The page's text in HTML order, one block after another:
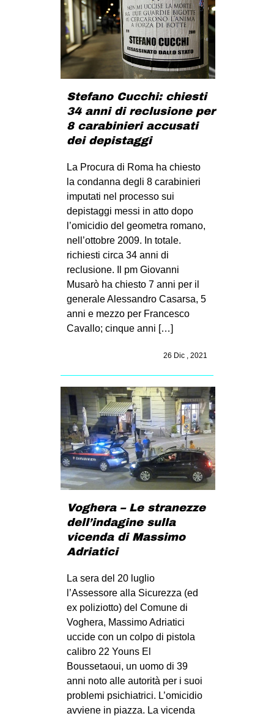
Stefano Cucchi: chiesti
34 anni di reclusione per
8 carabinieri accusati
dei depistaggi
La Procura di Roma ha chiesto
la condanna degli 8 carabinieri
imputati nel processo sui
depistaggi messi in atto dopo
l’omicidio del geometra romano,
nell’ottobre 2009. In totale.
richiesti circa 34 anni di
reclusione. Il pm Giovanni
Musarò ha chiesto 7 anni per il
generale Alessandro Casarsa, 5
anni e mezzo per Francesco
Cavallo; cinque anni […]
26 Dic , 2021
Voghera – Le stranezze
dell’indagine sulla
vicenda di Massimo
Adriatici
La sera del 20 luglio
l’Assessore alla Sicurezza (ed
ex poliziotto) del Comune di
Voghera, Massimo Adriatici
uccide con un colpo di pistola
calibro 22 Youns El
Boussetaoui, un uomo di 39
anni noto alle autorità per i suoi
problemi psichiatrici. L’omicidio
avviene in piazza. La vicenda